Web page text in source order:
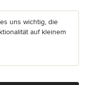
uns wichtig, die
auf kleinem